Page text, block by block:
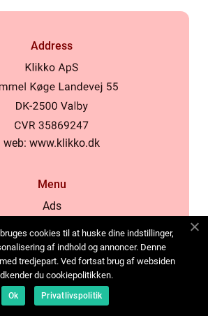
Address
web: www.klikko.dk
Menu
Ads
Cookies
Contact
Sitemap
cookies til at huske dine indstillinger,
af indhold og annoncer. Denne
tredjepart. Ved fortsat brug af websiden
du cookiepolitikken.
Ok Privatlivspolitik